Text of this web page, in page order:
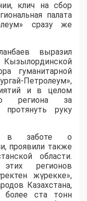
клич на сбор
палата
сразу же
выразил
гуманитарной
Петролеум»,
и в целом
региона за
руку
в заботе о
проявили также
области.
этих регионов
жүрекке»,
Казахстана,
более ста тонн